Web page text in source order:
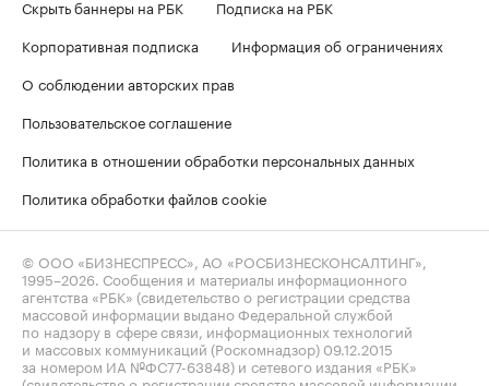
Скрыть баннеры на РБК
Подписка на РБК
Корпоративная подписка
Информация об ограничениях
О соблюдении авторских прав
Пользовательское соглашение
Политика в отношении обработки персональных данных
Политика обработки файлов cookie
© ООО «БИЗНЕСПРЕСС», АО «РОСБИЗНЕСКОНСАЛТИНГ»,
1995–2026 . Сообщения и материалы информационного
агентства «РБК» (свидетельство о регистрации средства
массовой информации выдано Федеральной службой
по надзору в сфере связи, информационных технологий
и массовых коммуникаций (Роскомнадзор) 09.12.2015
за номером ИА №ФС77-63848) и сетевого издания «РБК»